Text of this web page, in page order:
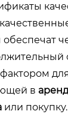
в
или покупку.